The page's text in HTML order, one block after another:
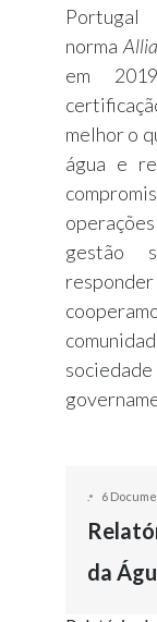
norma
em
melhor o
água e
gestão
6
da